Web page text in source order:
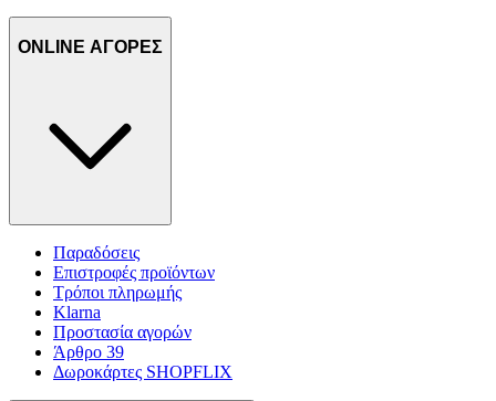
ONLINE ΑΓΟΡΕΣ
Παραδόσεις
Επιστροφές προϊόντων
Τρόποι πληρωμής
Klarna
Προστασία αγορών
Άρθρο 39
Δωροκάρτες SHOPFLIX